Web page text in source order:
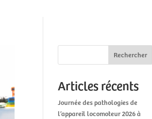
Rechercher
Articles récents
Journée des pathologies de
l’appareil locomoteur 2026 à